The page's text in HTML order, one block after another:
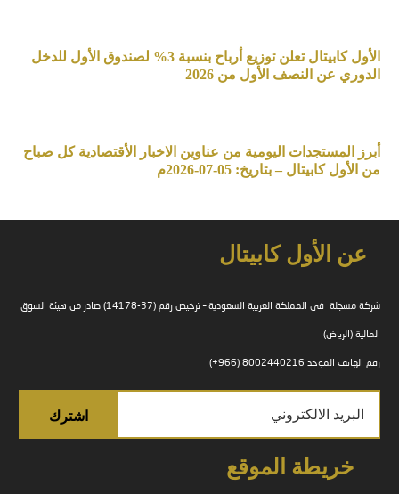
الأول كابيتال تعلن توزيع أرباح بنسبة 3% لصندوق الأول للدخل
الدوري عن النصف الأول من 2026
أبرز المستجدات اليومية من عناوين الاخبار الأقتصادية كل صباح
من الأول كابيتال – بتاريخ: 05-07-2026م
عن الأول كابيتال
شركة مسجلة في المملكة العربية السعودية – ترخيص رقم (37-14178) صادر من هيئة السوق
المالية (الرياض)
رقم الهاتف الموحد 8002440216 (966+)
خريطة الموقع